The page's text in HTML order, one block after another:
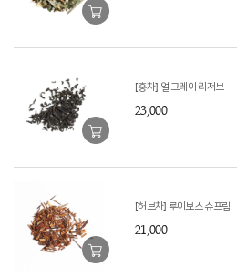
[홍차] 얼 그레이 리저브
23,000
[허브차] 루이보스 슈프림
21,000